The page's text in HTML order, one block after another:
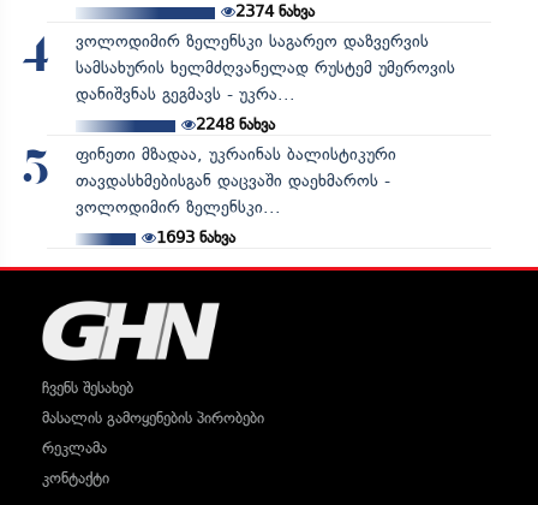
2374ნახვა
4
ვოლოდიმირ ზელენსკი საგარეო დაზვერვის
სამსახურის ხელმძღვანელად რუსტემ უმეროვის
დანიშვნას გეგმავს - უკრა...
2248ნახვა
5
ფინეთი მზადაა, უკრაინას ბალისტიკური
თავდასხმებისგან დაცვაში დაეხმაროს -
ვოლოდიმირ ზელენსკი...
1693ნახვა
ჩვენს შესახებ
მასალის გამოყენების პირობები
რეკლამა
კონტაქტი